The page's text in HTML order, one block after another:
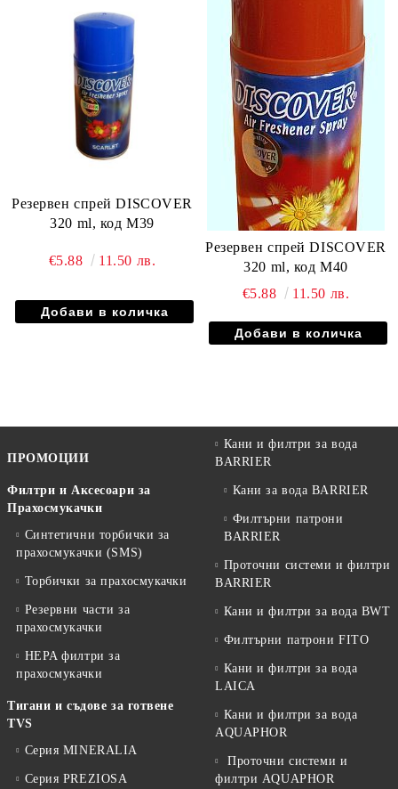
Резервен спрей DISCOVER
320 ml, код М39
€5.88 11.50 лв.
Резервен спрей DISCOVER
320 ml, код М40
€5.88
11.50 лв.
ПРОМОЦИИ
Филтри и Аксесоари за
Прахосмукачки
Синтетични торбички за
прахосмукачки (SMS)
Торбички за прахосмукачки
Резервни части за
прахосмукачки
HEPA филтри за
прахосмукачки
Тигани и съдове за готвене
TVS
Серия MINERALIA
Серия PREZIOSA
Кани и филтри за вода
BARRIER
Кани за вода BARRIER
Филтърни патрони
BARRIER
Проточни системи и филтри
BARRIER
Кани и филтри за вода BWT
Филтърни патрони FITO
Кани и филтри за вода
LAICA
Кани и филтри за вода
AQUAPHOR
Проточни системи и
филтри AQUAPHOR